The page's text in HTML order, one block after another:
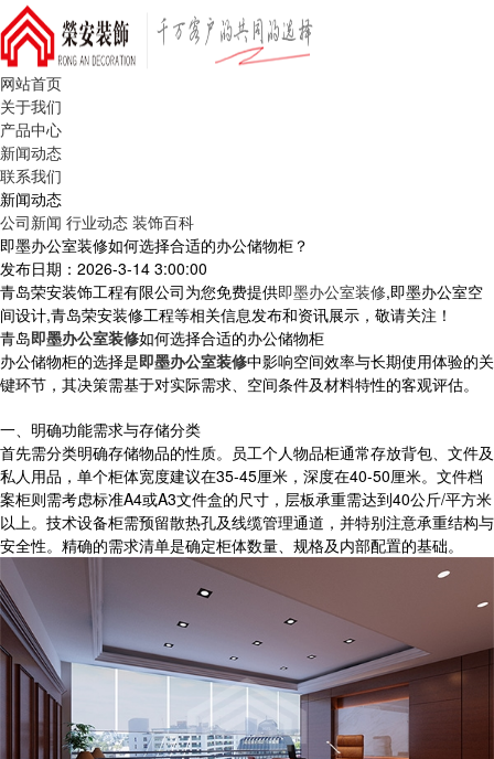
网站首页
关于我们
产品中心
新闻动态
联系我们
新闻动态
公司新闻 行业动态 装饰百科
即墨办公室装修如何选择合适的办公储物柜？
发布日期：2026-3-14 3:00:00
青岛荣安装饰工程有限公司为您免费提供即墨办公室装修,即墨办公室空
间设计,青岛荣安装修工程等相关信息发布和资讯展示，敬请关注！
青岛即墨办公室装修如何选择合适的办公储物柜
办公储物柜的选择是即墨办公室装修中影响空间效率与长期使用体验的关
键环节，其决策需基于对实际需求、空间条件及材料特性的客观评估。
一、明确功能需求与存储分类
首先需分类明确存储物品的性质。员工个人物品柜通常存放背包、文件及
私人用品，单个柜体宽度建议在35-45厘米，深度在40-50厘米。文件档
案柜则需考虑标准A4或A3文件盒的尺寸，层板承重需达到40公斤/平方米
以上。技术设备柜需预留散热孔及线缆管理通道，并特别注意承重结构与
安全性。精确的需求清单是确定柜体数量、规格及内部配置的基础。